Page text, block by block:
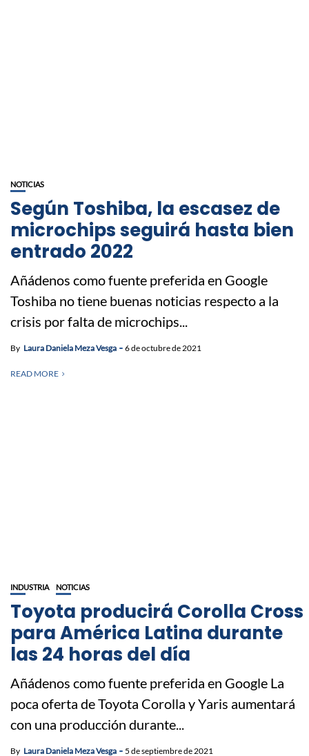
NOTICIAS
Según Toshiba, la escasez de
microchips seguirá hasta bien
entrado 2022
Añádenos como fuente preferida en Google
Toshiba no tiene buenas noticias respecto a la
crisis por falta de microchips...
By Laura Daniela Meza Vesga 6 de octubre de 2021
READ MORE
INDUSTRIA NOTICIAS
Toyota producirá Corolla Cross
para América Latina durante
las 24 horas del día
Añádenos como fuente preferida en Google La
poca oferta de Toyota Corolla y Yaris aumentará
con una producción durante...
By Laura Daniela Meza Vesga 5 de septiembre de 2021